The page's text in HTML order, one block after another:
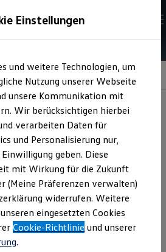
und Gebrauchtwagen
Zertifizierte Gebrauchtwagen
bei Gebrauchtwagen
Dunkelblau
Raglanärmel und integrierte
Pulli eine besonders sportliche
sondern auch funktional. Das
und ist dank des
angenehm zu tragen. Das Unisex
Einstellungen
und weitere Technologien, um
Nutzung unserer Webseite
unsere Kommunikation mit
Wir berücksichtigen hierbei
verarbeiten Daten für
und Personalisierung nur,
geben. Diese
mit Wirkung für die Zukunft
(Meine Präferenzen verwalten)
widerrufen. Weitere
eingesetzten Cookies
Cookie-Richtlinie und unserer
.